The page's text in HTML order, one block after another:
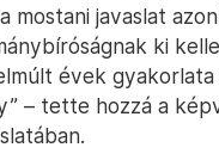
mostani javaslat
ki
évek
– tette hozzá a